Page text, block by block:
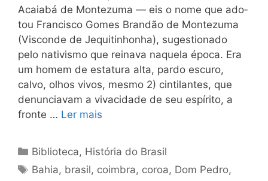
Acaiabá de Montezuma — eis o nome que ado­
tou Francisco Gomes Brandão de Montezuma
(Visconde de Jequi­tinhonha), sugestionado
pelo nativismo que reinava naquela época. Era
um homem de estatura alta, pardo escuro,
calvo, olhos vivos, mesmo 2) cintilantes, que
denunciavam a vivacidade de seu espírito, a
fronte … Ler mais
Categorias
Biblioteca, História do Brasil
Tags
Bahia, brasil, coimbra, coroa, Dom Pedro,